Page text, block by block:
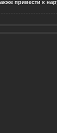
привести к